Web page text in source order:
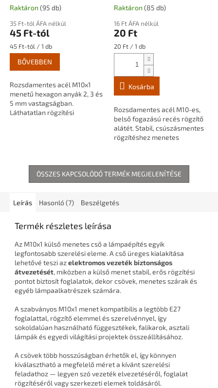
Raktáron (95 db)
35 Ft-tól ÁFA nélkül
45 Ft-tól
Egységár:
45 Ft-tól / 1 db
BŐVEBBEN
Rozsdamentes acél M10x1
menetű hexagon anyák 2, 3 és
5 mm vastagságban.
Láthatatlan rögzítési
Raktáron (85 db)
16 Ft ÁFA nélkül
20 Ft
Egységár:
20 Ft / 1 db
Kosárba
Rozsdamentes acél M10-es,
belső fogazású recés rögzítő
alátét. Stabil, csúszásmentes
rögzítéshez menetes
ÖSSZES KAPCSOLÓDÓ TERMÉK MEGJELENÍTÉSE
Leírás Hasonló (7) Beszélgetés
Termék részletes leírása
Az M10x1 külső menetes cső a lámpaépítés egyik
legfontosabb szerelési eleme. A cső üreges kialakítása
lehetővé teszi azelektromos vezeték biztonságos
átvezetését, miközben a külső menet stabil, erős rögzítési
pontot biztosít foglalatok, dekor csövek, menetes szárak és
egyéb lámpaalkatrészek számára.
A szabványos M10x1 menet kompatibilis a legtöbb E27
foglalattal, rögzítő elemmel és szerelvénnyel, így
sokoldalúan használható függesztékek, falikarok, asztali
lámpák és egyedi világítási projektek összeállításához.
A csövek több hosszúságban érhetők el, így könnyen
kiválasztható a megfelelő méret a kívánt szerelési
feladathoz — legyen szó vezeték elvezetéséről, foglalat
rögzítéséről vagy szerkezeti elemek toldásáról.